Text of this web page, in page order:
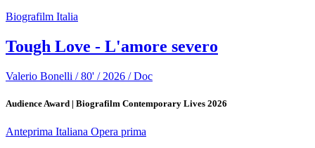
Biografilm Italia
Tough Love - L'amore severo
Valerio Bonelli / 80' / 2026 / Doc
Audience Award | Biografilm Contemporary Lives 2026
Anteprima Italiana Opera prima